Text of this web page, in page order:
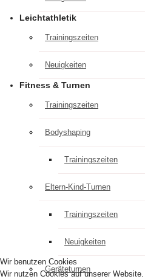
Leichtathletik
Trainingszeiten
Neuigkeiten
Fitness & Turnen
Trainingszeiten
Bodyshaping
Trainingszeiten
Eltern-Kind-Turnen
Trainingszeiten
Neuigkeiten
Geräteturnen
Wir benutzen Cookies
Wir nutzen Cookies auf unserer